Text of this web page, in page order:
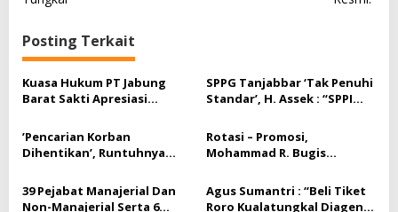
i
p
o
s
Posting Terkait
Kuasa Hukum PT Jabung
Barat Sakti Apresiasi
SPPG Tanjabbar ‘Tak Penuhi
Standar’, H. Assek : “SPPI
Bertanggungjawab Terkait
itu,”
‎’Pencarian Korban
Dihentikan’, Runtuhnya
Korban Diabaikankah ?
Rotasi – Promosi,
Mohammad R. Bugis
Jadi Kejari Tanjab Barat
39 Pejabat Manajerial Dan
Non-Manajerial Serta 6
Agus Sumantri : “Beli Tiket
Roro Kualatungkal Diagen